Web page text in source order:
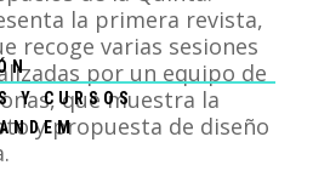
Y CURSOS
la primera revista,
recoge varias sesiones
por un equipo de
que muestra la
y propuesta de diseño